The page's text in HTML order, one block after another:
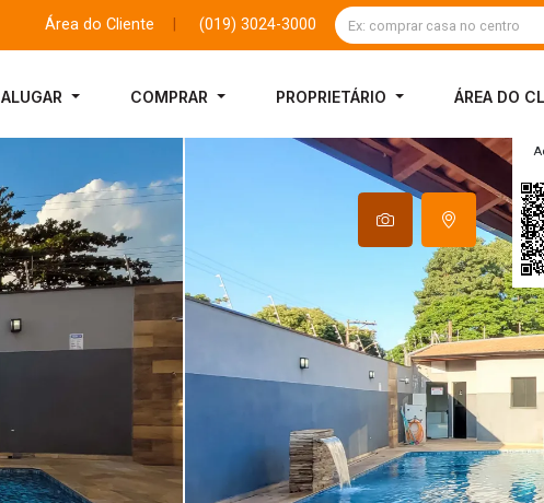
Área do Cliente (019) 3024-3000
ALUGAR COMPRAR PROPRIETÁRIO ÁREA DO